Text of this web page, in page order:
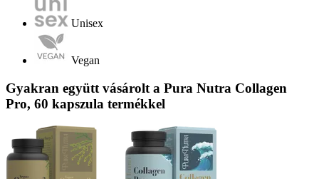
Unisex
Vegan
Gyakran együtt vásárolt a Pura Nutra Collagen
Pro, 60 kapszula termékkel